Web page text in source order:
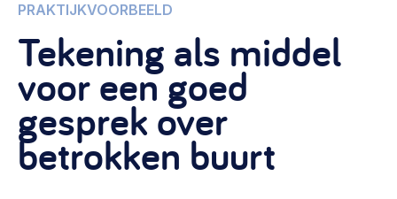
Onderwerpen
Starten van een initiatief
Rechtsvormen, positionering, organisatiemodellen >
Financiën
Financieringsvormen, administratie, begroting en omzet >
Wat we doen
Onze leden
Contact
PRAKTIJKVOORBEELD
Tekening als middel
voor een goed
gesprek over
betrokken buurt